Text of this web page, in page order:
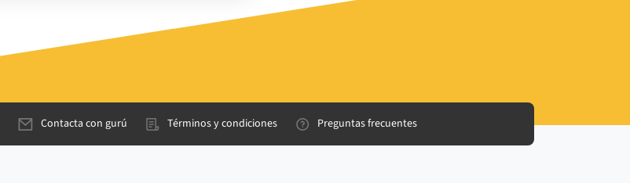
Contacta con gurú Términos y condiciones Preguntas frecuentes